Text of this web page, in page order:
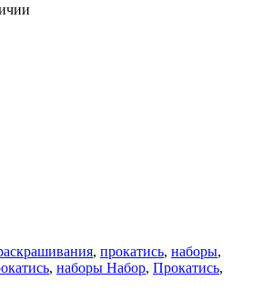
, прокатись, наборы,
, наборы Набор, Прокатись,